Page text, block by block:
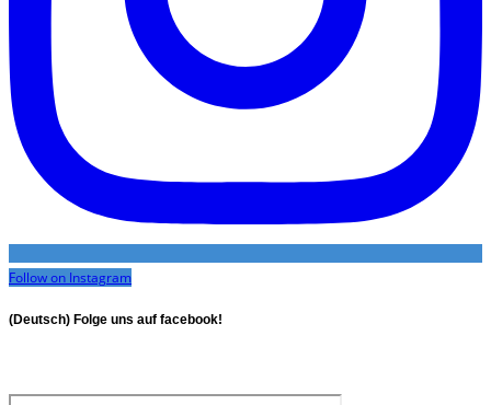
Follow on Instagram
(Deutsch) Folge uns auf facebook!